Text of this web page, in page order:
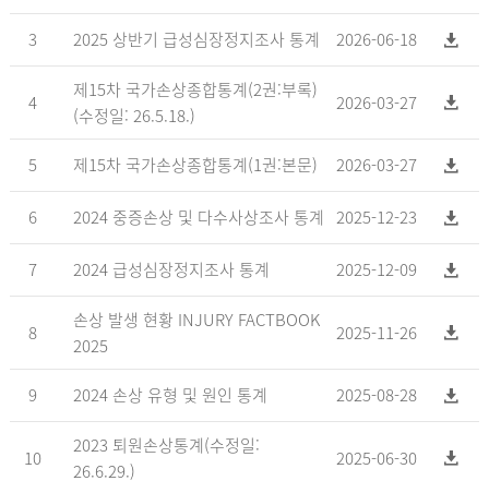
3 2025 상반기 급성심장정지조사 통계 2026-06-18
4
제15차 국가손상종합통계(2권:부록)
(수정일: 26.5.18.)
2026-03-27
5 제15차 국가손상종합통계(1권:본문) 2026-03-27
6 2024 중증손상 및 다수사상조사 통계 2025-12-23
7 2024 급성심장정지조사 통계 2025-12-09
8
손상 발생 현황 INJURY FACTBOOK
2025
2025-11-26
9 2024 손상 유형 및 원인 통계 2025-08-28
10
2023 퇴원손상통계(수정일:
26.6.29.)
2025-06-30